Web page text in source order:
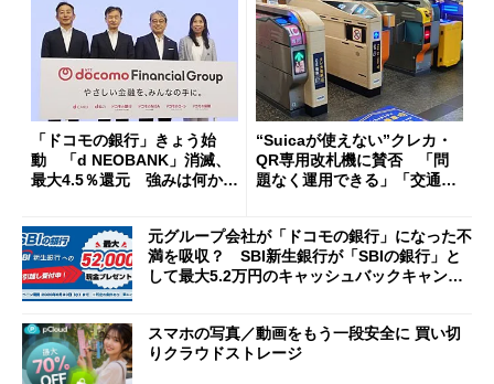
「ドコモの銀行」きょう始
動 「d NEOBANK」消滅、
最大4.5％還元 強みは何か解
“Suicaが使えない”クレカ・
QR専用改札機に賛否 「問
題なく運用できる」「交通系I
元グループ会社が「ドコモの銀行」になった不
満を吸収？ SBI新生銀行が「SBIの銀行」と
して最大5.2万円のキャッシュバックキャンペ
スマホの写真／動画をもう一段安全に 買い切
りクラウドストレージ